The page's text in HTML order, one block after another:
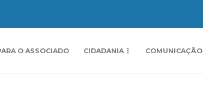
O ASSOCIADO CIDADANIA COMUNICAÇÃO